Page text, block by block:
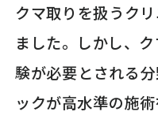
クマ取りを扱うク
ました。しかし、
験が必要とされる
ックが高水準の施